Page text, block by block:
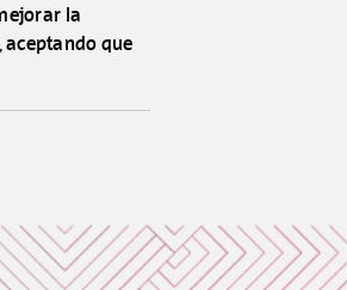
la
que